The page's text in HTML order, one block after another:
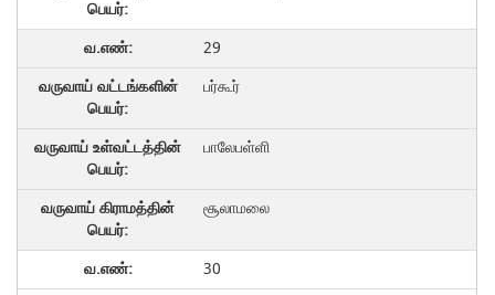
29
பர்கூர்
பாலேபள்ளி
சூலாமலை
30